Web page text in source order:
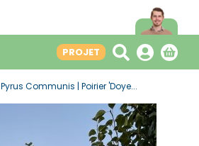
PROJET
Pyrus Communis | Poirier 'Doye...